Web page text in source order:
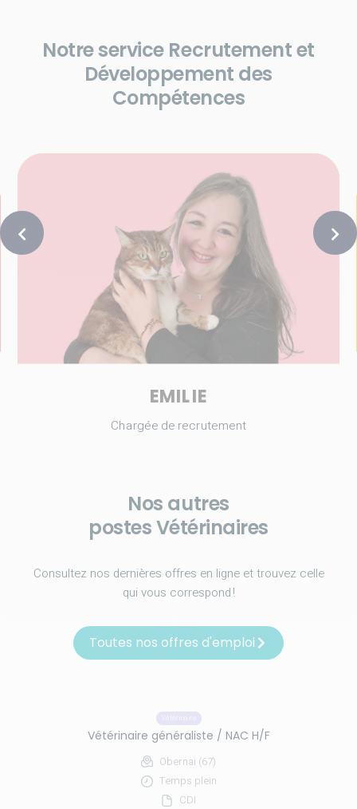
Notre service Recrutement et
Développement des
Compétences
EMILIE
Chargée de recrutement
Nos autres
postes Vétérinaires
Consultez nos dernières offres en ligne et trouvez celle
qui vous correspond !
Toutes nos offres d'emploi
Vétérinaire
Vétérinaire généraliste / NAC H/F
Obernai (67)
Temps plein
CDI